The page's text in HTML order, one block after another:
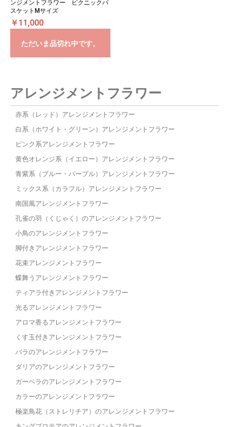
ンジメントフラワー ピクニックバ
スケットMサイズ
￥11,000
ただいま品切れ中です。
アレンジメントフラワー
赤系（レッド）アレンジメントフラワー
白系（ホワイト・グリーン）アレンジメントフラワー
ピンク系アレンジメントフラワー
黄色オレンジ系（イエロー）アレンジメントフラワー
青紫系（ブルー・パープル）アレンジメントフラワー
ミックス系（カラフル）アレンジメントフラワー
南国風アレンジメントフラワー
孔雀の羽（くじゃく）のアレンジメントフラワー
小鳥のアレンジメントフラワー
脚付きアレンジメントフラワー
花束アレンジメントフラワー
蝶舞うアレンジメントフラワー
ティアラ付きアレンジメントフラワー
光るアレンジメントフラワー
アロマ香るアレンジメントフラワー
くす玉付きアレンジメントフラワー
バラのアレンジメントフラワー
ダリアのアレンジメントフラワー
ガーベラのアレンジメントフラワー
カラーのアレンジメントフラワー
極楽鳥花（ストレリチア）のアレンジメントフラワー